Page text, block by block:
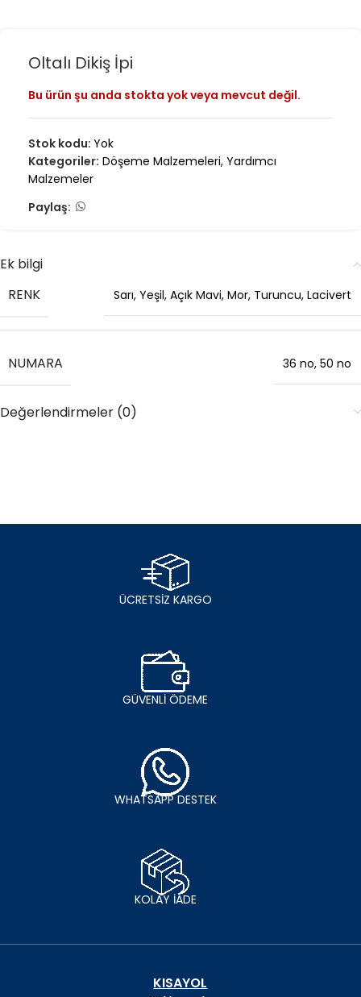
Oltalı Dikiş İpi
Bu ürün şu anda stokta yok veya mevcut değil.
Stok kodu: Yok
Kategoriler: Döşeme Malzemeleri, Yardımcı
Malzemeler
Paylaş:
Ek bilgi
RENK
Sarı, Yeşil, Açık Mavi, Mor, Turuncu, Lacivert
NUMARA 36 no, 50 no
Değerlendirmeler (0)
ÜCRETSİZ KARGO
GÜVENLİ ÖDEME
WHATSAPP DESTEK
KOLAY İADE
KISAYOL